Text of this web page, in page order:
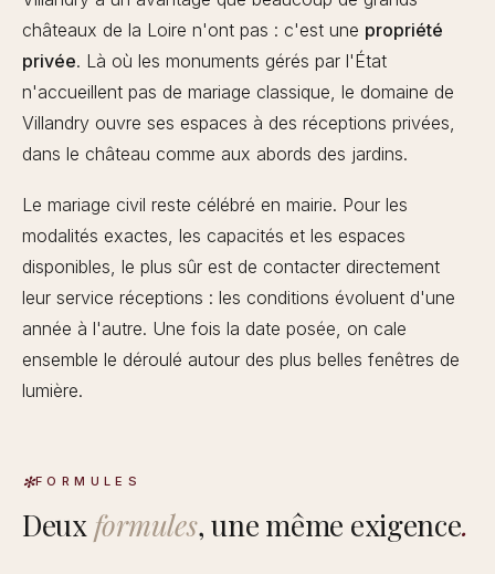
châteaux de la Loire n'ont pas : c'est une propriété
privée. Là où les monuments gérés par l'État
n'accueillent pas de mariage classique, le domaine de
Villandry ouvre ses espaces à des réceptions privées,
dans le château comme aux abords des jardins.
Le mariage civil reste célébré en mairie. Pour les
modalités exactes, les capacités et les espaces
disponibles, le plus sûr est de contacter directement
leur service réceptions : les conditions évoluent d'une
année à l'autre. Une fois la date posée, on cale
ensemble le déroulé autour des plus belles fenêtres de
lumière.
FORMULES
Deux formules, une même exigence.